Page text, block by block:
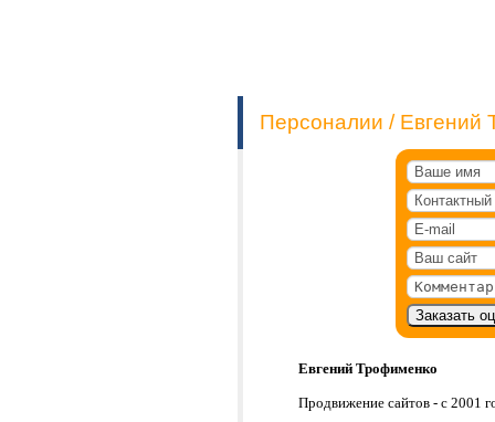
Персоналии / Евгений
Евгений Трофименко
Продвижение сайтов - с 2001